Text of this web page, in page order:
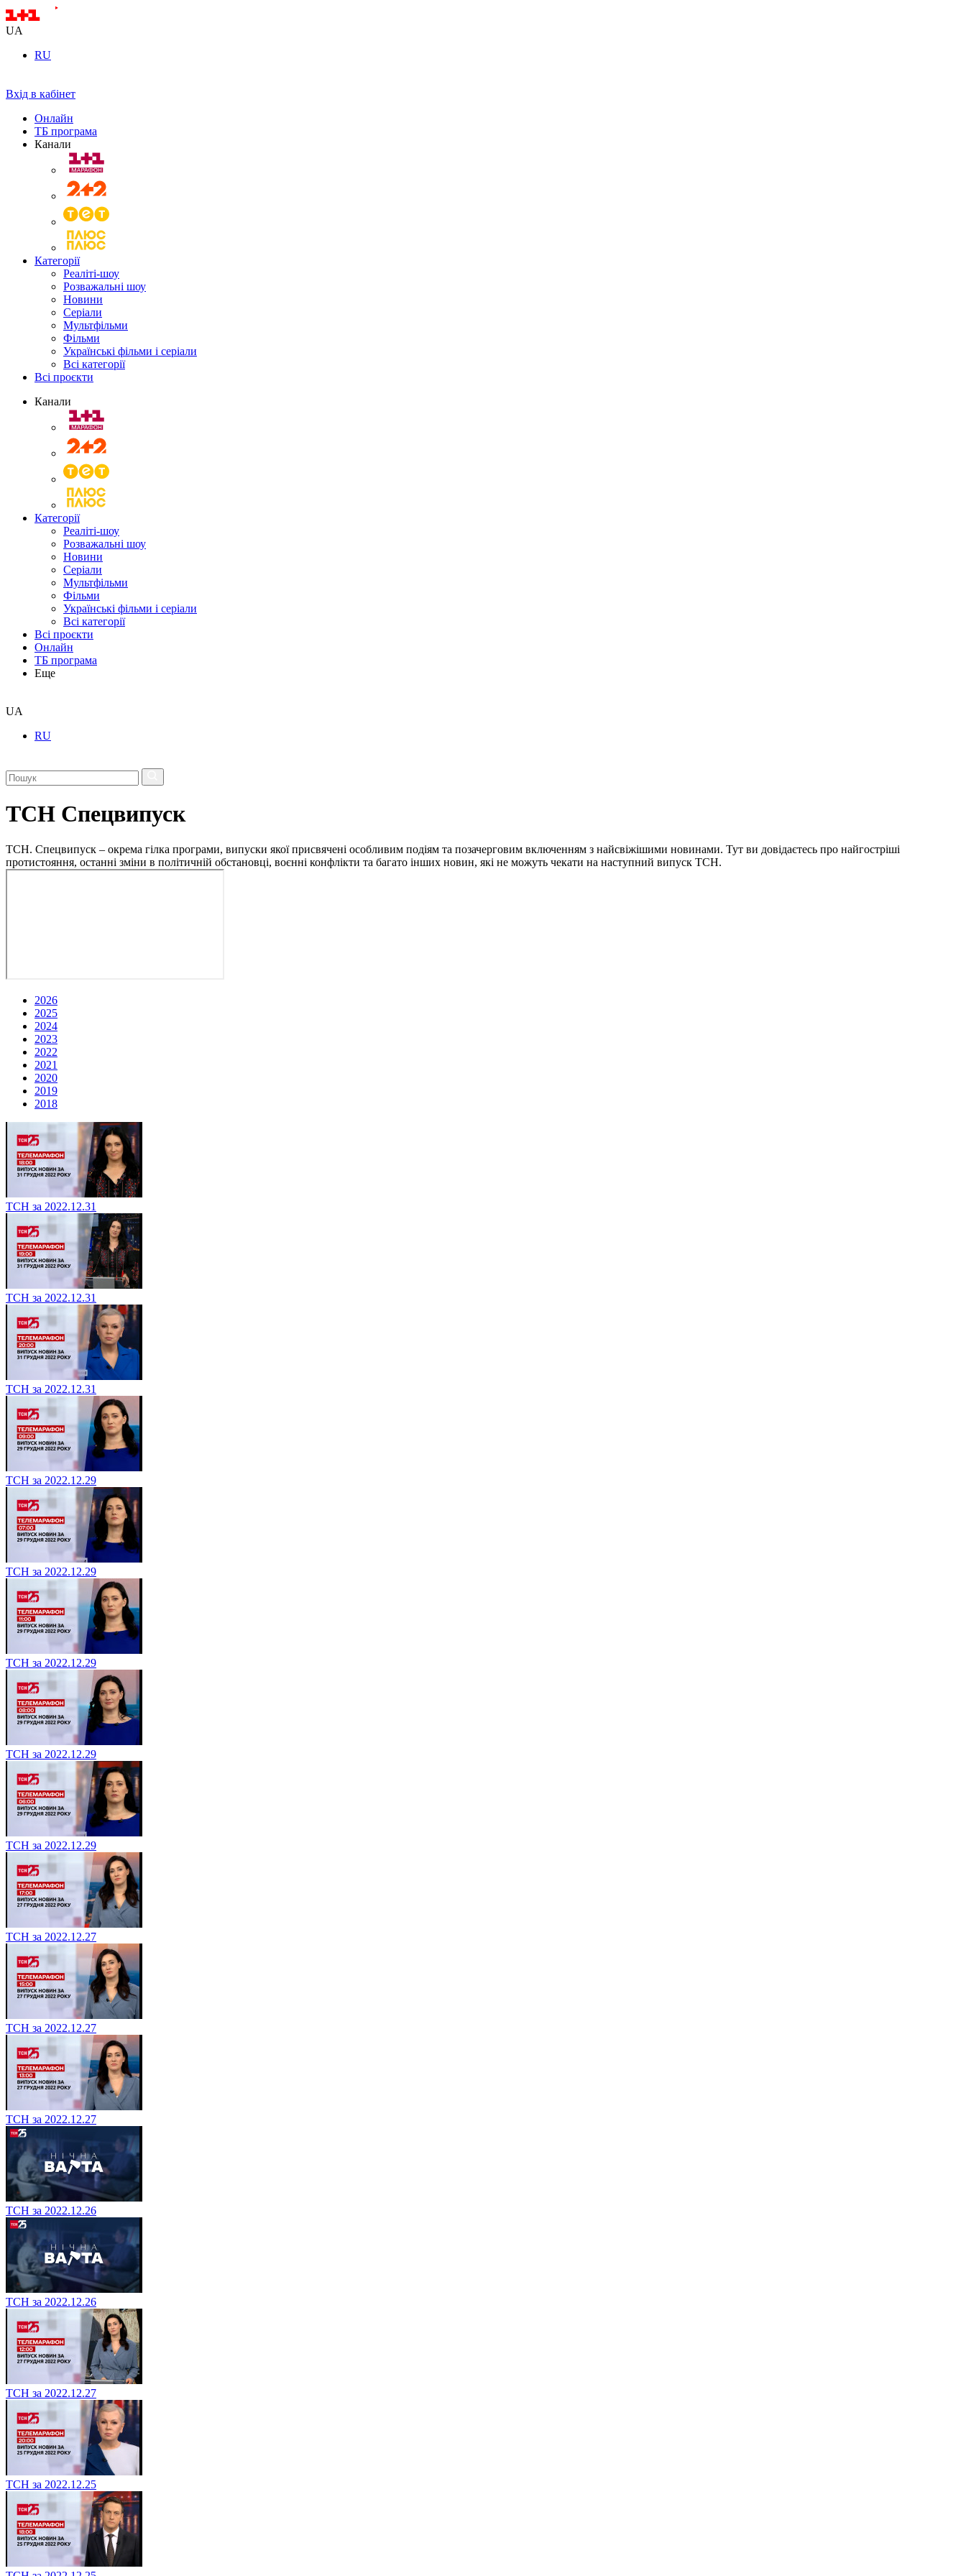
UA
RU
Вхід в кабінет
Онлайн
ТБ програма
Канали
Категорії
Реаліті-шоу
Розважальні шоу
Новини
Серіали
Мультфільми
Фільми
Українські фільми і серіали
Всі категорії
Всі проєкти
Канали
Категорії
Реаліті-шоу
Розважальні шоу
Новини
Серіали
Мультфільми
Фільми
Українські фільми і серіали
Всі категорії
Всі проєкти
Онлайн
ТБ програма
Еще
UA
RU
ТСН Спецвипуск
ТСН. Спецвипуск – окрема гілка програми, випуски якої присвячені особливим подіям та позачерговим включенням з найсвіжішими новинами. Тут ви довідаєтесь про найгостріші
протистояння, останні зміни в політичній обстановці, воєнні конфлікти та багато інших новин, які не можуть чекати на наступний випуск ТСН.
2026
2025
2024
2023
2022
2021
2020
2019
2018
ТСН за 2022.12.31
ТСН за 2022.12.31
ТСН за 2022.12.31
ТСН за 2022.12.29
ТСН за 2022.12.29
ТСН за 2022.12.29
ТСН за 2022.12.29
ТСН за 2022.12.29
ТСН за 2022.12.27
ТСН за 2022.12.27
ТСН за 2022.12.27
ТСН за 2022.12.26
ТСН за 2022.12.26
ТСН за 2022.12.27
ТСН за 2022.12.25